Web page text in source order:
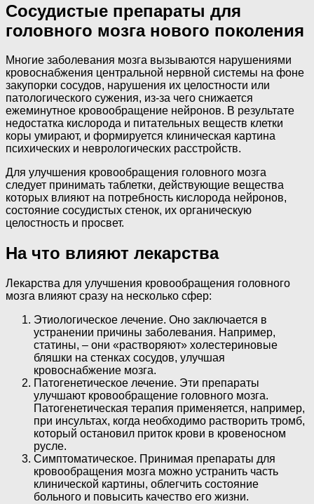
Сосудистые препараты для
головного мозга нового поколения
Многие заболевания мозга вызываются нарушениями
кровоснабжения центральной нервной системы на фоне
закупорки сосудов, нарушения их целостности или
патологического сужения, из-за чего снижается
ежеминутное кровообращение нейронов. В результате
недостатка кислорода и питательных веществ клетки
коры умирают, и формируется клиническая картина
психических и неврологических расстройств.
Для улучшения кровообращения головного мозга
следует принимать таблетки, действующие вещества
которых влияют на потребность кислорода нейронов,
состояние сосудистых стенок, их органическую
целостность и просвет.
На что влияют лекарства
Лекарства для улучшения кровообращения головного
мозга влияют сразу на несколько сфер:
Этиологическое лечение. Оно заключается в
устранении причины заболевания. Например,
статины, – они «растворяют» холестериновые
бляшки на стенках сосудов, улучшая
кровоснабжение мозга.
Патогенетическое лечение. Эти препараты
улучшают кровообращение головного мозга.
Патогенетическая терапия применяется, например,
при инсультах, когда необходимо растворить тромб,
который остановил приток крови в кровеносном
русле.
Симптоматическое. Принимая препараты для
кровообращения мозга можно устранить часть
клинической картины, облегчить состояние
больного и повысить качество его жизни.